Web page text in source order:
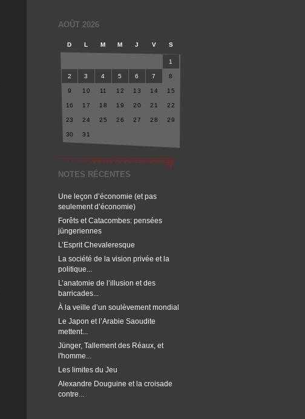
AOÛT 2026
D L M M J V S
1
2 3 4 5 6 7 8
9 10 11 12 13 14 15
16 17 18 19 20 21 22
23 24 25 26 27 28 29
30 31
NOTES RÉCENTES
Une leçon d’économie (et pas
seulement d’économie)
Forêts et Catacombes: pensées
jüngeriennes
L’Esprit Chevaleresque
La société de la vision privée et la
politique...
L’anatomie de l’illusion et des
barricades...
À la veille d’un soulèvement mondial
Le Japon et l’Arabie Saoudite
mettent...
Jünger, Tallement des Réaux, et
l'homme...
Les limites du Jeu
Alexandre Douguine et la croisade
contre...